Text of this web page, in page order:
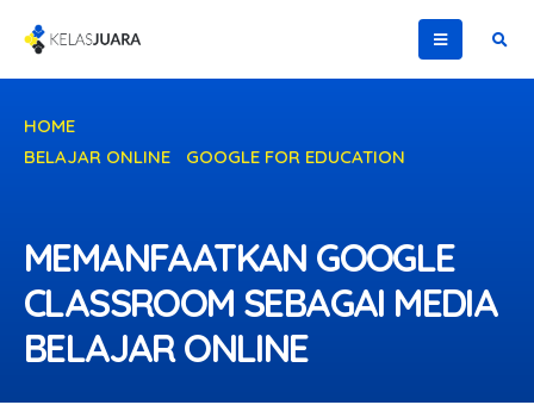
HOME
BELAJAR ONLINE
GOOGLE FOR EDUCATION
MEMANFAATKAN GOOGLE
CLASSROOM SEBAGAI MEDIA
BELAJAR ONLINE